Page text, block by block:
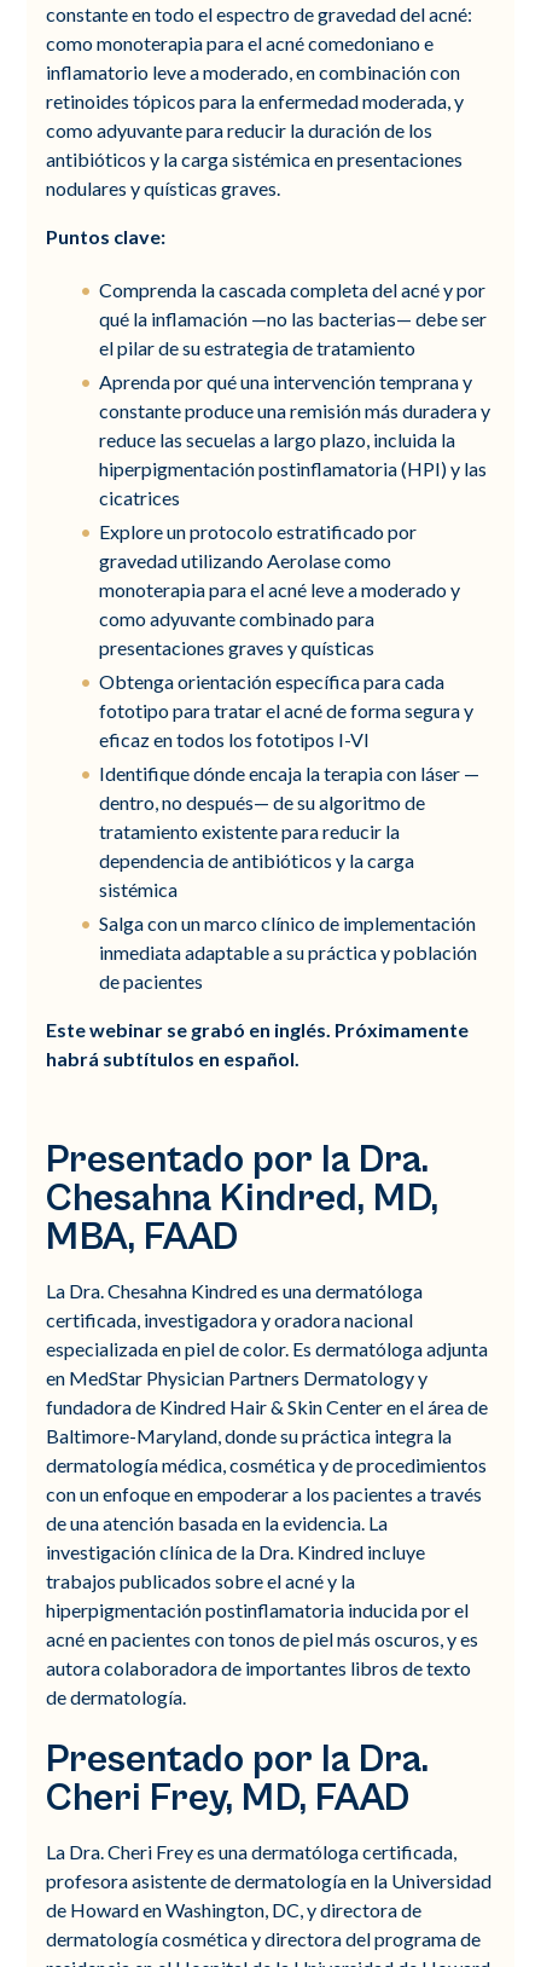
constante en todo el espectro de gravedad del acné:
como monoterapia para el acné comedoniano e
inflamatorio leve a moderado, en combinación con
retinoides tópicos para la enfermedad moderada, y
como adyuvante para reducir la duración de los
antibióticos y la carga sistémica en presentaciones
nodulares y quísticas graves.
Puntos clave:
Comprenda la cascada completa del acné y por
qué la inflamación —no las bacterias— debe ser
el pilar de su estrategia de tratamiento
Aprenda por qué una intervención temprana y
constante produce una remisión más duradera y
reduce las secuelas a largo plazo, incluida la
hiperpigmentación postinflamatoria (HPI) y las
cicatrices
Explore un protocolo estratificado por
gravedad utilizando Aerolase como
monoterapia para el acné leve a moderado y
como adyuvante combinado para
presentaciones graves y quísticas
Obtenga orientación específica para cada
fototipo para tratar el acné de forma segura y
eficaz en todos los fototipos I-VI
Identifique dónde encaja la terapia con láser —
dentro, no después— de su algoritmo de
tratamiento existente para reducir la
dependencia de antibióticos y la carga
sistémica
Salga con un marco clínico de implementación
inmediata adaptable a su práctica y población
de pacientes
Este webinar se grabó en inglés. Próximamente
habrá subtítulos en español.
Presentado por la Dra.
Chesahna Kindred, MD,
MBA, FAAD
La Dra. Chesahna Kindred es una dermatóloga
certificada, investigadora y oradora nacional
especializada en piel de color. Es dermatóloga adjunta
en MedStar Physician Partners Dermatology y
fundadora de Kindred Hair & Skin Center en el área de
Baltimore-Maryland, donde su práctica integra la
dermatología médica, cosmética y de procedimientos
con un enfoque en empoderar a los pacientes a través
de una atención basada en la evidencia. La
investigación clínica de la Dra. Kindred incluye
trabajos publicados sobre el acné y la
hiperpigmentación postinflamatoria inducida por el
acné en pacientes con tonos de piel más oscuros, y es
autora colaboradora de importantes libros de texto
de dermatología.
Presentado por la Dra.
Cheri Frey, MD, FAAD
La Dra. Cheri Frey es una dermatóloga certificada,
profesora asistente de dermatología en la Universidad
de Howard en Washington, DC, y directora de
dermatología cosmética y directora del programa de